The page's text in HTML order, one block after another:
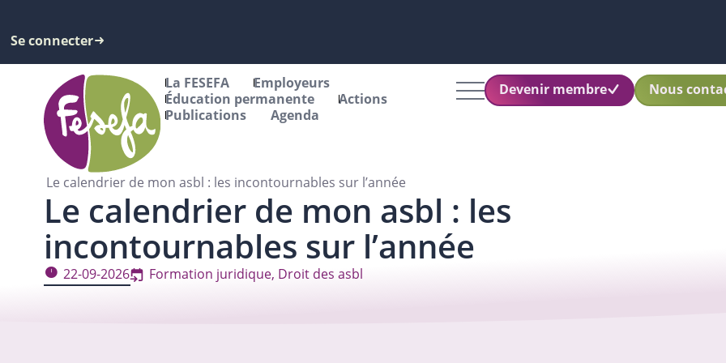
Se connecter
La FESEFA
Employeurs
Éducation permanente
Actions
Publications
Agenda
Devenir membre Nous
Le calendrier de mon asbl : les incontournables sur l’année
Le calendrier de mon asbl : les
incontournables sur l’année
22-09-2026 Formation juridique, Droit des asbl